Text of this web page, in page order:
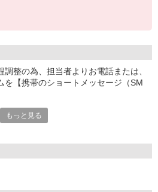
整の為、担当者よりお電話または、
を【携帯のショートメッセージ（SM
り応募ください。
のみとなります。
もっと見る